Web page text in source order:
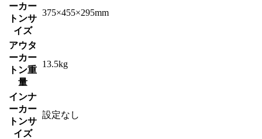
ーカー
トンサ
イズ
375×455×295mm
アウタ
ーカー
トン重
量
13.5kg
インナ
ーカー
トンサ
イズ
設定なし